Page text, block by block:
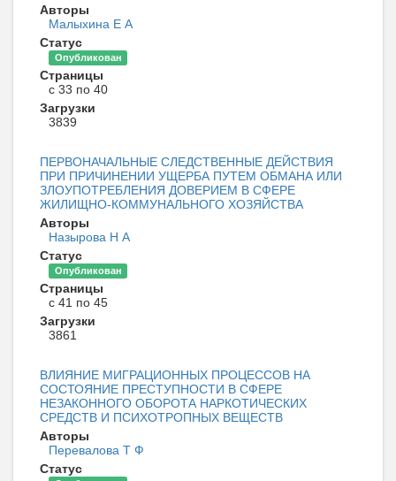
Авторы
Малыхина Е А
Статус
Опубликован
Страницы
с 33 по 40
Загрузки
3839
ПЕРВОНАЧАЛЬНЫЕ СЛЕДСТВЕННЫЕ ДЕЙСТВИЯ
ПРИ ПРИЧИНЕНИИ УЩЕРБА ПУТЕМ ОБМАНА ИЛИ
ЗЛОУПОТРЕБЛЕНИЯ ДОВЕРИЕМ В СФЕРЕ
ЖИЛИЩНО-КОММУНАЛЬНОГО ХОЗЯЙСТВА
Авторы
Назырова Н А
Статус
Опубликован
Страницы
с 41 по 45
Загрузки
3861
ВЛИЯНИЕ МИГРАЦИОННЫХ ПРОЦЕССОВ НА
СОСТОЯНИЕ ПРЕСТУПНОСТИ В СФЕРЕ
НЕЗАКОННОГО ОБОРОТА НАРКОТИЧЕСКИХ
СРЕДСТВ И ПСИХОТРОПНЫХ ВЕЩЕСТВ
Авторы
Перевалова Т Ф
Статус